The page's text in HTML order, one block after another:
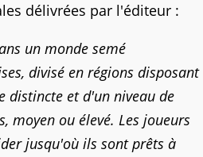
délivrées par l'éditeur :
un monde semé
divisé en régions disposant
distincte et d'un niveau de
moyen ou élevé. Les joueurs
jusqu'où ils sont prêts à